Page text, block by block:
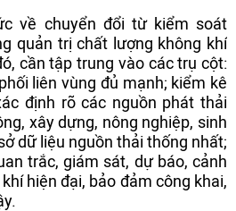
về chuyển đổi từ kiểm soát
quản trị chất lượng không khí
cần tập trung vào các trụ cột:
liên vùng đủ mạnh; kiểm kê
định rõ các nguồn phát thải
xây dựng, nông nghiệp, sinh
dữ liệu nguồn thải thống nhất;
trắc, giám sát, dự báo, cảnh
hiện đại, bảo đảm công khai,